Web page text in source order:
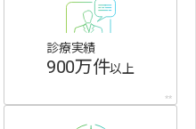
診療実績
900万件以上
**